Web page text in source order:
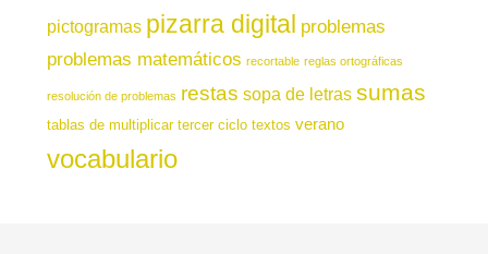
pictogramas pizarra digital problemas
problemas matemáticos recortable reglas ortográficas
resolución de problemas restas sopa de letras sumas
tablas de multiplicar tercer ciclo textos verano
vocabulario